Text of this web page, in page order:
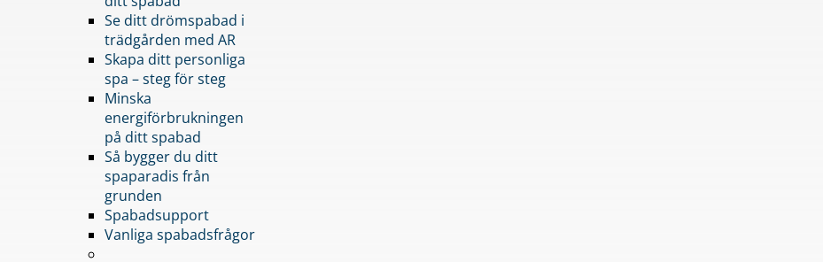
Se ditt drömspabad i
trädgården med AR
Skapa ditt personliga
spa – steg för steg
Minska
energiförbrukningen
på ditt spabad
Så bygger du ditt
spaparadis från
grunden
Spabadsupport
Vanliga spabadsfrågor